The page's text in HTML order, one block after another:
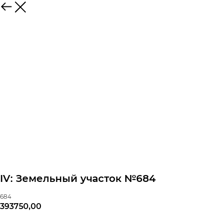
IV: Земельный участок №684
684
393750,00